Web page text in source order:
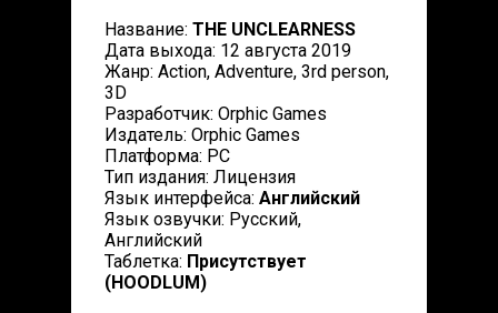
Название: THE UNCLEARNESS
Дата выхода: 12 августа 2019
Жанр: Action, Adventure, 3rd person,
3D
Разработчик: Orphic Games
Издатель: Orphic Games
Платформа: PC
Тип издания: Лицензия
Язык интерфейса: Английский
Язык озвучки: Русский,
Английский
Таблетка: Присутствует
(HOODLUM)